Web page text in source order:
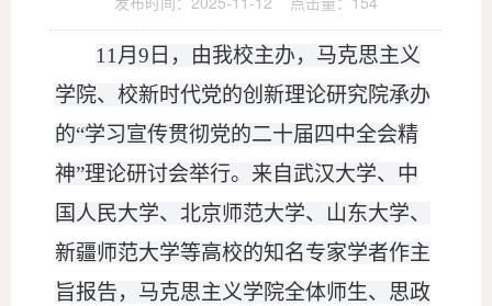
11月9日，由我校主办，马克思主义
学院、校新时代党的创新理论研究院承办
的“学习宣传贯彻党的二十届四中全会精
神”理论研讨会举行。来自武汉大学、中
国人民大学、北京师范大学、山东大学、
新疆师范大学等高校的知名专家学者作主
旨报告，马克思主义学院全体师生、思政